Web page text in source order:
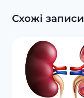
Схожі записи